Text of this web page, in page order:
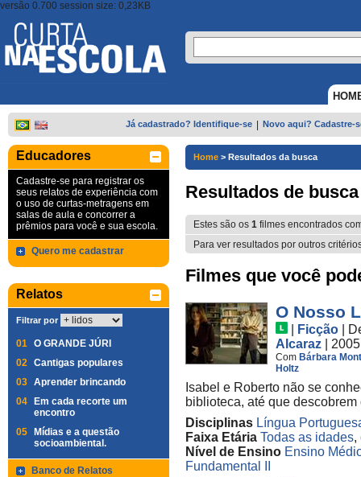
versão 0.700 session size: 0,23KB
Já cadastrado? Identifique-se Novo aqui? Cadastre-
Educadores
Cadastre-se para registrar os
seus relatos de experiência com
o uso de curtas-metragens em
salas de aula e concorrer a
prêmios para você e sua escola.
Quero me cadastrar
Relatos
Filtrar por
01 O GRANDE JÚRI
02 Cantigas populares
03 Aprender brincando
04
Em cada recorte um
encontro
05
Mídias e a questão
socioambiental.
Banco de Relatos
Home > Resultados da busca
Resultados de busca
Estes são os 1 filmes encontrados
Para ver resultados por outros
Filmes que você
O Nosso
Ficção
Alcaraz
| 2005
Com Bárbara
Holtz
Isabel e Roberto não se
biblioteca, até que
Disciplinas Língua
Faixa Etária Todas as idades,
Nível de Ensino Ensino
Fundamental II